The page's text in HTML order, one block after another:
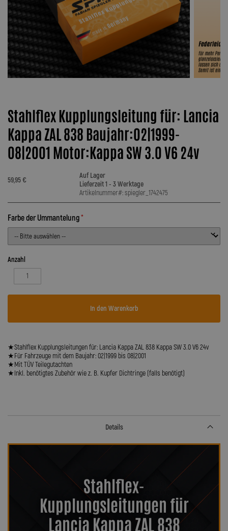
Stahlflex Kupplungsleitung für: Lancia
Kappa ZAL 838 Baujahr:02|1999-
08|2001 Motor:Kappa SW 3.0 V6 24v
59,95 €
Auf Lager
Lieferzeit 1 - 3 Werktage
Artikelnummer#: spiegler_1742475
Farbe der Ummantelung
Anzahl
In den Warenkorb
★Stahlflex Kupplungsleitungen für: Lancia Kappa ZAL 838 Kappa SW 3.0 V6 24v
★Für Fahrzeuge mit dem Baujahr: 02|1999 bis 08|2001
★Mit TÜV Teilegutachten
★Inkl. benötigtes Zubehör wie z. B. Kupfer Dichtringe (falls benötigt)
Details
Stahlflex-
Kupplungsleitungen für
Lancia Kappa ZAL 838